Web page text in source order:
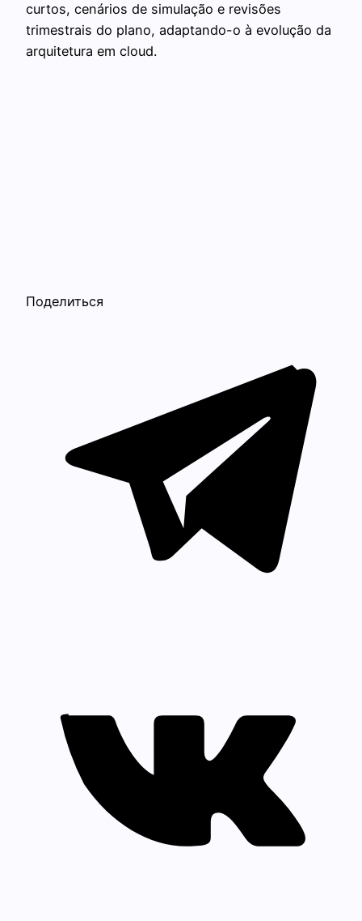
curtos, cenários de simulação e revisões
trimestrais do plano, adaptando-o à evolução da
arquitetura em cloud.
Поделиться